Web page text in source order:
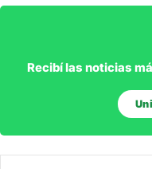
Recibí las noticias